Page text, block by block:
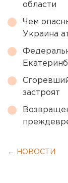
области
Чем
Украина
застроят
← НОВОСТИ